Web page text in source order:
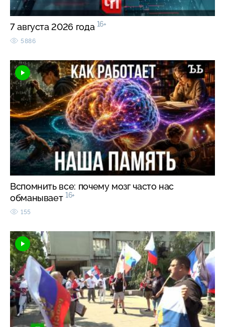
7 августа 2026 года 16+
5886
Вспомнить все: почему мозг часто нас
обманывает 16+
155